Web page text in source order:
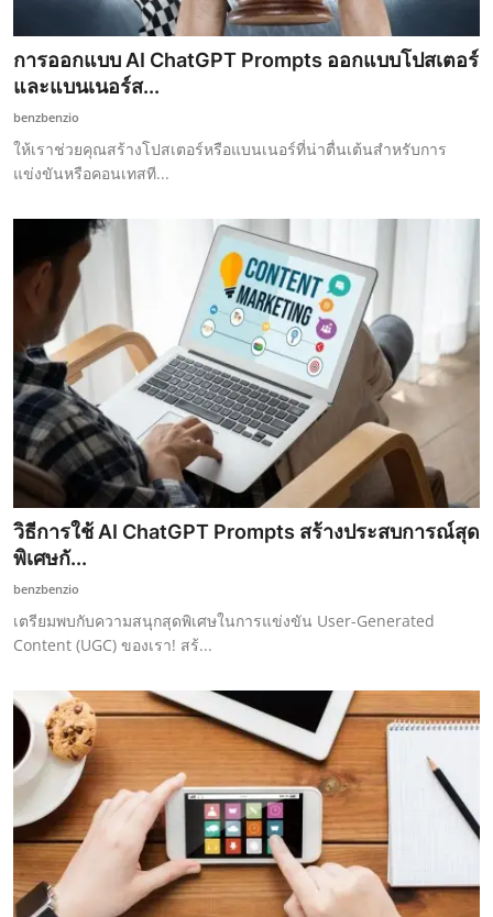
การออกแบบ AI ChatGPT Prompts ออกแบบโปสเตอร์
และแบนเนอร์ส...
benzbenzio
ให้เราช่วยคุณสร้างโปสเตอร์หรือแบนเนอร์ที่น่าตื่นเต้นสำหรับการ
แข่งขันหรือคอนเทสที...
วิธีการใช้ AI ChatGPT Prompts สร้างประสบการณ์สุด
พิเศษกั...
benzbenzio
เตรียมพบกับความสนุกสุดพิเศษในการแข่งขัน User-Generated
Content (UGC) ของเรา! สร้...